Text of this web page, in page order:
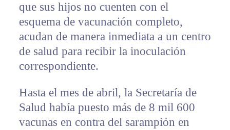
que sus hijos no cuenten con el
esquema de vacunación completo,
acudan de manera inmediata a un centro
de salud para recibir la inoculación
correspondiente.
Hasta el mes de abril, la Secretaría de
Salud había puesto más de 8 mil 600
vacunas en contra del sarampión en